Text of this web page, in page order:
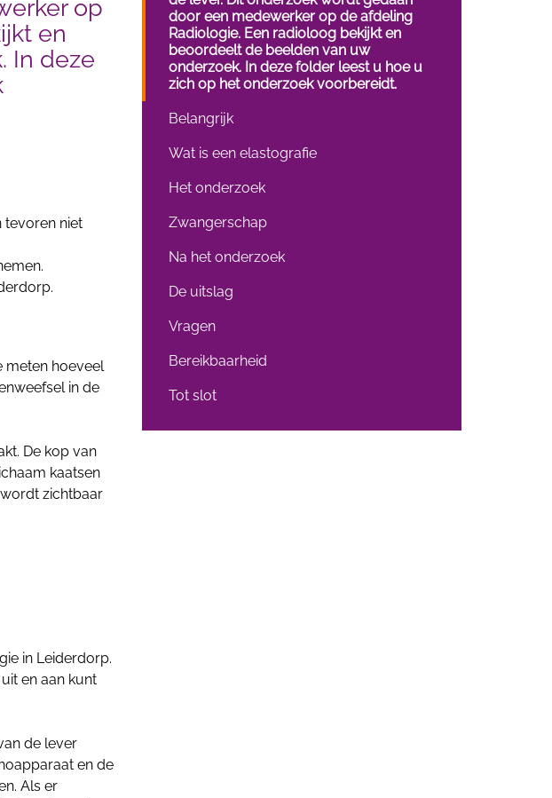
op
en
In deze
tevoren niet
meten hoeveel
in de
De kop van
kaatsen
zichtbaar
in Leiderdorp.
en aan kunt
de lever
en de
Als er
door een medewerker op de afdeling
Radiologie. Een radioloog bekijkt en
beoordeelt de beelden van uw
onderzoek. In deze folder leest u hoe u
zich op het onderzoek voorbereidt.
Belangrijk
Wat is een elastografie
Het onderzoek
Zwangerschap
Na het onderzoek
De uitslag
Vragen
Bereikbaarheid
Tot slot